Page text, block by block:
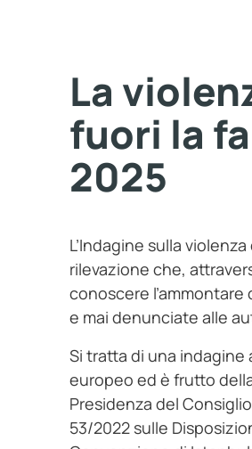
La
fuori la
2025
L’Indagine sulla
rilevazione che,
conoscere
e mai denunciate alle
Si tratta di una
europeo ed è frutto
Presidenza del
53/2022 sulle